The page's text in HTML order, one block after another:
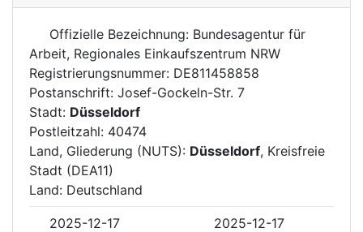
Offizielle Bezeichnung: Bundesagentur für
Arbeit, Regionales Einkaufszentrum NRW
Registrierungsnummer: DE811458858
Postanschrift: Josef-Gockeln-Str. 7
Stadt: Düsseldorf
Postleitzahl: 40474
Land, Gliederung (NUTS): Düsseldorf, Kreisfreie
Stadt (DEA11)
Land: Deutschland
2025-12-17
2025-12-17